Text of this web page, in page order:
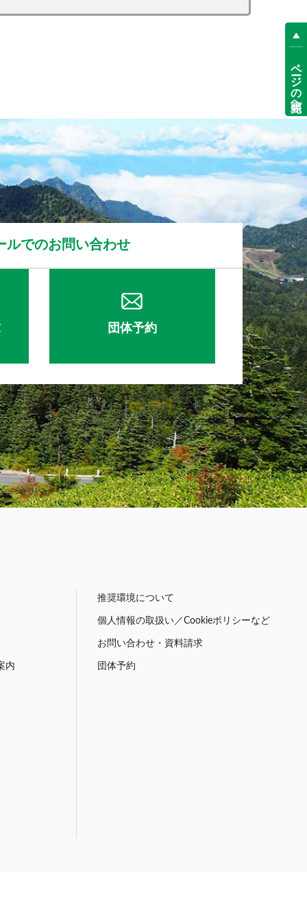
ルでのお問い合わせ
団体予約
内
推奨環境について
個人情報の取扱い／Cookieポリシーなど
お問い合わせ・資料請求
団体予約
ページの先頭へ